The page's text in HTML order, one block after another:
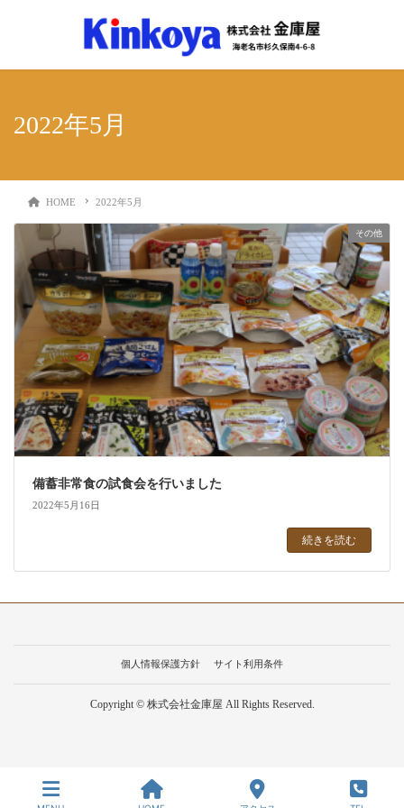
2022年5月
HOME 2022年5月
その他
備蓄非常食の試食会を行いました
2022年5月16日
続きを読む
個人情報保護方針 サイト利用条件
Copyright © 株式会社金庫屋 All Rights Reserved.